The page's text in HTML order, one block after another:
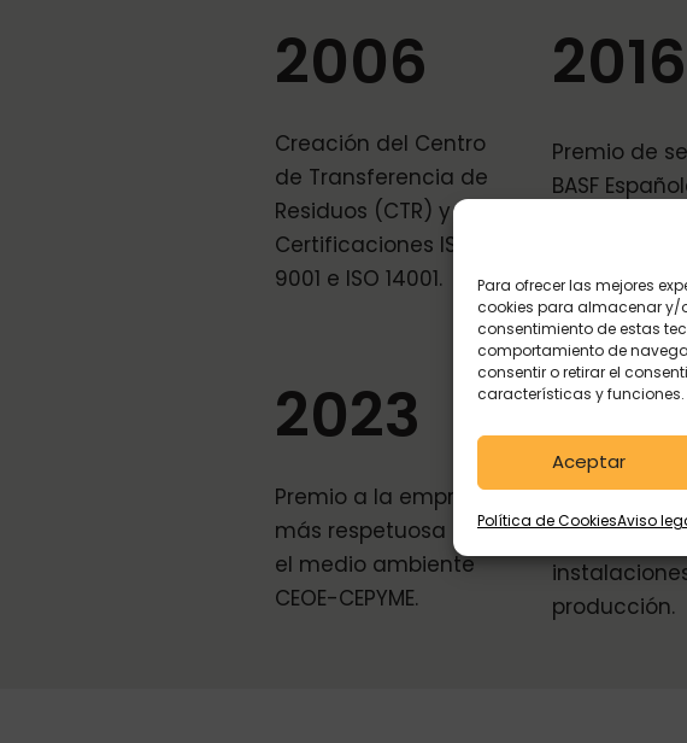
Para ofrecer las mejores
cookies para almacenar y/
consentimiento de estas
comportamiento de
consentir o retirar el
características y funciones.
Aceptar
Política de CookiesAviso
2006
Creación del Centro
de Transferencia de
Residuos (CTR) y
Certificaciones ISO
9001 e ISO 14001.
2016
Premio de
BASF
2023
Premio a la empresa
más respetuosa con
el medio ambiente
CEOE-CEPYME.
producción.